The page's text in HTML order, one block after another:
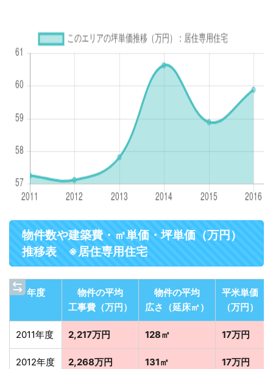
物件数や建築費・㎡単価・坪単価（万円）
推移表 ※居住専用住宅
年度
物件の平均
工事費（万円）
物件の平均
広さ（延床㎡）
平米単価
（万円）
2011年度 2,217万円 128㎡ 17万円
2012年度 2,268万円 131㎡ 17万円